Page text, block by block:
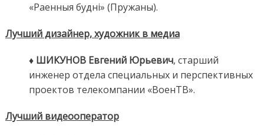
«Раенныя будні» (Пружаны).
Лучший дизайнер, художник в медиа
♦ ШИКУНОВ Евгений Юрьевич, старший
инженер отдела специальных и перспективных
проектов телекомпании «ВоенТВ».
Лучший видеооператор